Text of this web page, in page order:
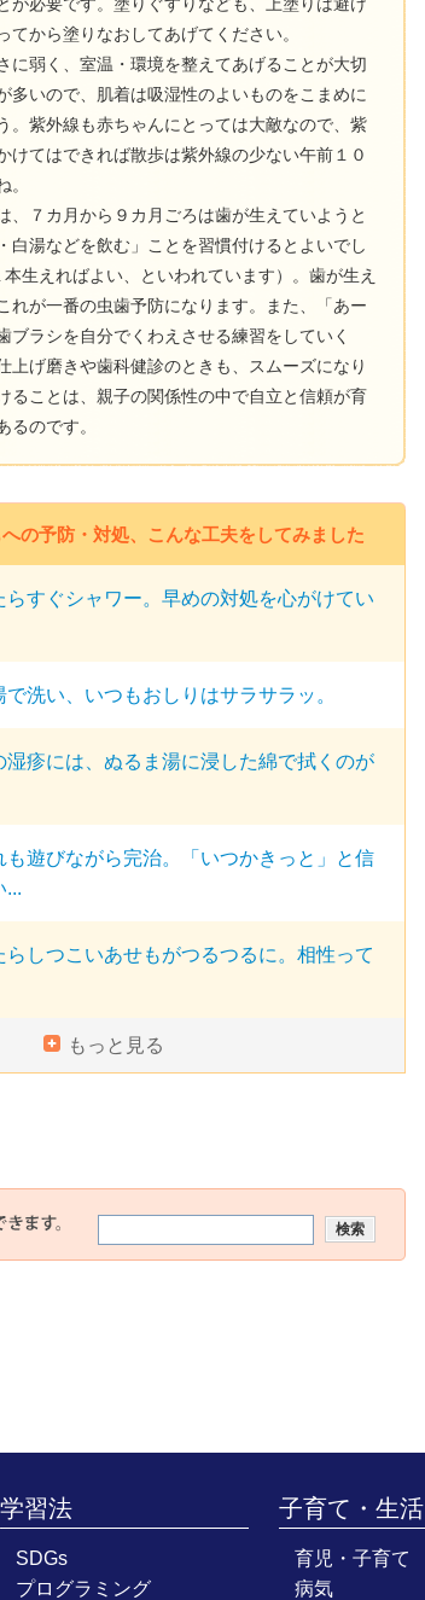
が必要です。塗りぐすりなども、上塗りは避け
てから塗りなおしてあげてください。
に弱く、室温・環境を整えてあげることが大切
多いので、肌着は吸湿性のよいものをこまめに
。紫外線も赤ちゃんにとっては大敵なので、紫
けてはできれば散歩は紫外線の少ない午前１０
。
、７カ月から９カ月ごろは歯が生えていようと
白湯などを飲む」ことを習慣付けるとよいでし
生えればよい、といわれています）。歯が生え
れが一番の虫歯予防になります。また、「あー
ブラシを自分でくわえさせる練習をしていく
上げ磨きや歯科健診のときも、スムーズになり
ることは、親子の関係性の中で自立と信頼が育
るのです。
の予防・対処、こんな工夫をしてみました
らすぐシャワー。早めの対処を心がけてい
洗い、いつもおしりはサラサラッ。
湿疹には、ぬるま湯に浸した綿で拭くのが
も遊びながら完治。「いつかきっと」と信
...
しつこいあせもがつるつるに。相性って
もっと見る
学習法
SDGs
プログラミング
子育て・生活
育児・子育て
病気